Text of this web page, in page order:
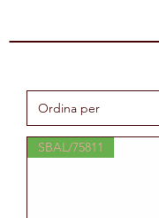
SBAL/75811